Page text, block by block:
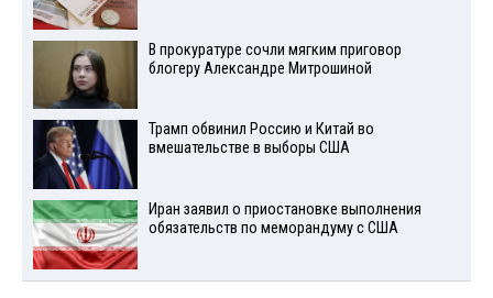
В прокуратуре сочли мягким приговор
блогеру Александре Митрошиной
Трамп обвинил Россию и Китай во
вмешательстве в выборы США
Иран заявил о приостановке выполнения
обязательств по меморандуму с США